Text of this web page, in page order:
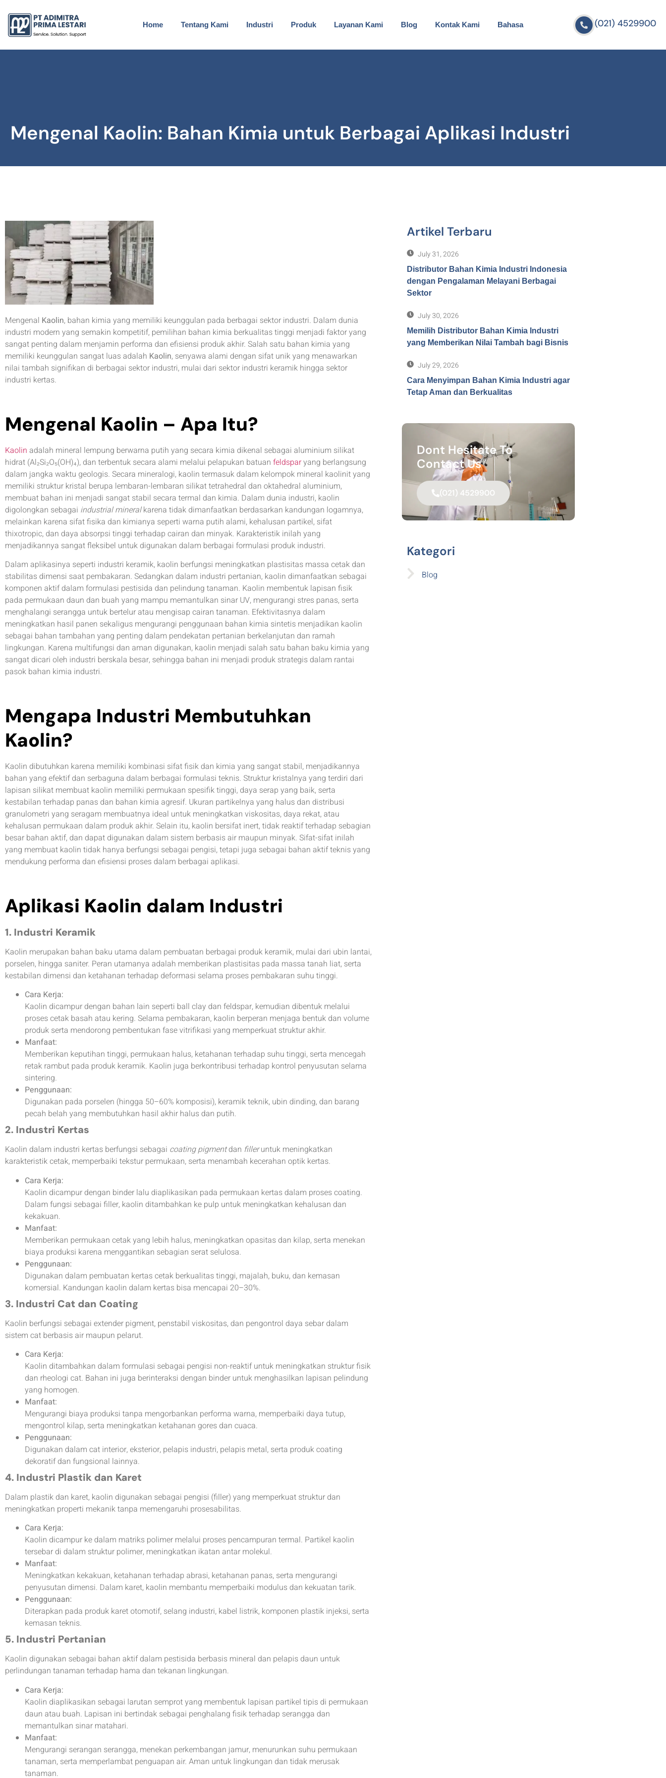
Home Tentang Kami Industri Produk Layanan Kami Blog Kontak Kami Bahasa (021) 4529900
Mengenal Kaolin: Bahan Kimia untuk Berbagai Aplikasi Industri
Mengenal Kaolin, bahan kimia yang memiliki keunggulan pada berbagai sektor industri. Dalam dunia
industri modern yang semakin kompetitif, pemilihan bahan kimia berkualitas tinggi menjadi faktor yang
sangat penting dalam menjamin performa dan efisiensi produk akhir. Salah satu bahan kimia yang
memiliki keunggulan sangat luas adalah Kaolin, senyawa alami dengan sifat unik yang menawarkan
nilai tambah signifikan di berbagai sektor industri, mulai dari sektor industri keramik hingga sektor
industri kertas.
Mengenal Kaolin – Apa Itu?
Kaolin adalah mineral lempung berwarna putih yang secara kimia dikenal sebagai aluminium silikat
hidrat (Al₂Si₂O₅(OH)₄), dan terbentuk secara alami melalui pelapukan batuan feldsparyang berlangsung
dalam jangka waktu geologis. Secara mineralogi, kaolin termasuk dalam kelompok mineral kaolinit yang
memiliki struktur kristal berupa lembaran-lembaran silikat tetrahedral dan oktahedral aluminium,
membuat bahan ini menjadi sangat stabil secara termal dan kimia. Dalam dunia industri, kaolin
digolongkan sebagai industrial mineralkarena tidak dimanfaatkan berdasarkan kandungan logamnya,
melainkan karena sifat fisika dan kimianya seperti warna putih alami, kehalusan partikel, sifat
thixotropic, dan daya absorpsi tinggi terhadap cairan dan minyak. Karakteristik inilah yang
menjadikannya sangat fleksibel untuk digunakan dalam berbagai formulasi produk industri.
Dalam aplikasinya seperti industri keramik, kaolin berfungsi meningkatkan plastisitas massa cetak dan
stabilitas dimensi saat pembakaran. Sedangkan dalam industri pertanian, kaolin dimanfaatkan sebagai
komponen aktif dalam formulasi pestisida dan pelindung tanaman. Kaolin membentuk lapisan fisik
pada permukaan daun dan buah yang mampu memantulkan sinar UV, mengurangi stres panas, serta
menghalangi serangga untuk bertelur atau mengisap cairan tanaman. Efektivitasnya dalam
meningkatkan hasil panen sekaligus mengurangi penggunaan bahan kimia sintetis menjadikan kaolin
sebagai bahan tambahan yang penting dalam pendekatan pertanian berkelanjutan dan ramah
lingkungan. Karena multifungsi dan aman digunakan, kaolin menjadi salah satu bahan baku kimia yang
sangat dicari oleh industri berskala besar, sehingga bahan ini menjadi produk strategis dalam rantai
pasok bahan kimia industri.
Mengapa Industri Membutuhkan
Kaolin?
Kaolin dibutuhkan karena memiliki kombinasi sifat fisik dan kimia yang sangat stabil, menjadikannya
bahan yang efektif dan serbaguna dalam berbagai formulasi teknis. Struktur kristalnya yang terdiri dari
lapisan silikat membuat kaolin memiliki permukaan spesifik tinggi, daya serap yang baik, serta
kestabilan terhadap panas dan bahan kimia agresif. Ukuran partikelnya yang halus dan distribusi
granulometri yang seragam membuatnya ideal untuk meningkatkan viskositas, daya rekat, atau
kehalusan permukaan dalam produk akhir. Selain itu, kaolin bersifat inert, tidak reaktif terhadap sebagian
besar bahan aktif, dan dapat digunakan dalam sistem berbasis air maupun minyak. Sifat-sifat inilah
yang membuat kaolin tidak hanya berfungsi sebagai pengisi, tetapi juga sebagai bahan aktif teknis yang
mendukung performa dan efisiensi proses dalam berbagai aplikasi.
Aplikasi Kaolin dalam Industri
1. Industri Keramik
Kaolin merupakan bahan baku utama dalam pembuatan berbagai produk keramik, mulai dari ubin lantai,
porselen, hingga saniter. Peran utamanya adalah memberikan plastisitas pada massa tanah liat, serta
kestabilan dimensi dan ketahanan terhadap deformasi selama proses pembakaran suhu tinggi.
Cara Kerja:
Kaolin dicampur dengan bahan lain seperti ball clay dan feldspar, kemudian dibentuk melalui
proses cetak basah atau kering. Selama pembakaran, kaolin berperan menjaga bentuk dan volume
produk serta mendorong pembentukan fase vitrifikasi yang memperkuat struktur akhir.
Manfaat:
Memberikan keputihan tinggi, permukaan halus, ketahanan terhadap suhu tinggi, serta mencegah
retak rambut pada produk keramik. Kaolin juga berkontribusi terhadap kontrol penyusutan selama
sintering.
Penggunaan:
Digunakan pada porselen (hingga 50–60% komposisi), keramik teknik, ubin dinding, dan barang
pecah belah yang membutuhkan hasil akhir halus dan putih.
2. Industri Kertas
Kaolin dalam industri kertas berfungsi sebagai coating pigmentdan filleruntuk meningkatkan
karakteristik cetak, memperbaiki tekstur permukaan, serta menambah kecerahan optik kertas.
Cara Kerja:
Kaolin dicampur dengan binder lalu diaplikasikan pada permukaan kertas dalam proses coating.
Dalam fungsi sebagai filler, kaolin ditambahkan ke pulp untuk meningkatkan kehalusan dan
kekakuan.
Manfaat:
Memberikan permukaan cetak yang lebih halus, meningkatkan opasitas dan kilap, serta menekan
biaya produksi karena menggantikan sebagian serat selulosa.
Penggunaan:
Digunakan dalam pembuatan kertas cetak berkualitas tinggi, majalah, buku, dan kemasan
komersial. Kandungan kaolin dalam kertas bisa mencapai 20–30%.
3. Industri Cat dan Coating
Kaolin berfungsi sebagai extender pigment, penstabil viskositas, dan pengontrol daya sebar dalam
sistem cat berbasis air maupun pelarut.
Cara Kerja:
Kaolin ditambahkan dalam formulasi sebagai pengisi non-reaktif untuk meningkatkan struktur fisik
dan rheologi cat. Bahan ini juga berinteraksi dengan binder untuk menghasilkan lapisan pelindung
yang homogen.
Manfaat:
Mengurangi biaya produksi tanpa mengorbankan performa warna, memperbaiki daya tutup,
mengontrol kilap, serta meningkatkan ketahanan gores dan cuaca.
Penggunaan:
Digunakan dalam cat interior, eksterior, pelapis industri, pelapis metal, serta produk coating
dekoratif dan fungsional lainnya.
4. Industri Plastik dan Karet
Dalam plastik dan karet, kaolin digunakan sebagai pengisi (filler) yang memperkuat struktur dan
meningkatkan properti mekanik tanpa memengaruhi prosesabilitas.
Cara Kerja:
Kaolin dicampur ke dalam matriks polimer melalui proses pencampuran termal. Partikel kaolin
tersebar di dalam struktur polimer, meningkatkan ikatan antar molekul.
Manfaat:
Meningkatkan kekakuan, ketahanan terhadap abrasi, ketahanan panas, serta mengurangi
penyusutan dimensi. Dalam karet, kaolin membantu memperbaiki modulus dan kekuatan tarik.
Penggunaan:
Diterapkan pada produk karet otomotif, selang industri, kabel listrik, komponen plastik injeksi, serta
kemasan teknis.
5. Industri Pertanian
Kaolin digunakan sebagai bahan aktif dalam pestisida berbasis mineral dan pelapis daun untuk
perlindungan tanaman terhadap hama dan tekanan lingkungan.
Cara Kerja:
Kaolin diaplikasikan sebagai larutan semprot yang membentuk lapisan partikel tipis di permukaan
daun atau buah. Lapisan ini bertindak sebagai penghalang fisik terhadap serangga dan
memantulkan sinar matahari.
Manfaat:
Mengurangi serangan serangga, menekan perkembangan jamur, menurunkan suhu permukaan
tanaman, serta memperlambat penguapan air. Aman untuk lingkungan dan tidak merusak
tanaman.
Artikel Terbaru
July 31, 2026
Distributor Bahan Kimia Industri Indonesia
dengan Pengalaman Melayani Berbagai
Sektor
July 30, 2026
Memilih Distributor Bahan Kimia Industri
yang Memberikan Nilai Tambah bagi Bisnis
July 29, 2026
Cara Menyimpan Bahan Kimia Industri agar
Tetap Aman dan Berkualitas
Dont Hesitate To
Contact Us
(021) 4529900
Kategori
Blog